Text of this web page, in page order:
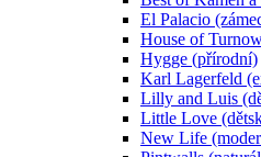
El Palacio
House of
Hygge (přírodní)
Karl Lagerfeld
Lilly and Luis
Little Love
New Life